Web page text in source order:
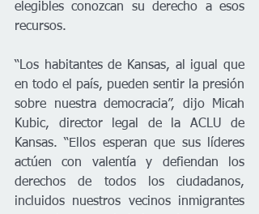
elegibles conozcan su derecho a esos
recursos.
“Los habitantes de Kansas, al igual que
en todo el país, pueden sentir la presión
sobre nuestra democracia”, dijo Micah
Kubic, director legal de la ACLU de
Kansas. “Ellos esperan que sus líderes
actúen con valentía y defiendan los
derechos de todos los ciudadanos,
incluidos nuestros vecinos inmigrantes